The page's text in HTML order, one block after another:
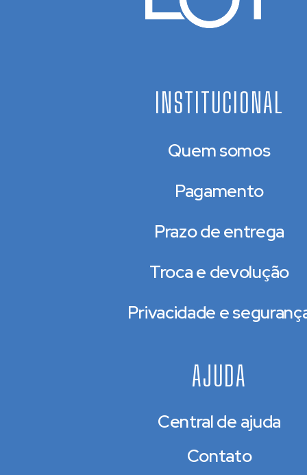
INSTITUCIONAL
Quem somos
Pagamento
Prazo de entrega
Troca e devolução
Privacidade e
AJUDA
Central de ajuda
Contato